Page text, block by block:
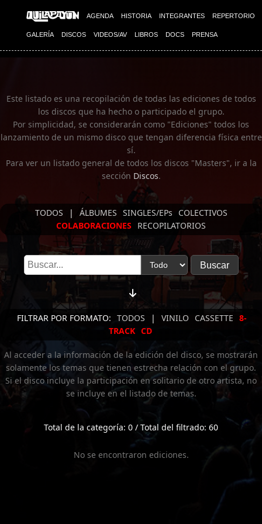
AGENDA HISTORIA INTEGRANTES REPERTORIO
GALERÍA DISCOS VIDEOS/AV LIBROS DOCS PRENSA
Imagen 01
Este listado es una recopilación de todas las ediciones de todos
los discos que ha hecho o participado el grupo.
Por simplicidad, se considerarán como "Ediciones" todos los
lanzamiento de un mismo disco que tengan diferencia física entre
sí.
Para ver un listado general de todos los discos "Masters", ir a la
secciónDiscos.
TODOS | ÁLBUMES SINGLES/EPs
COLECTIVOS
COLABORACIONES
RECOPILATORIOS
FILTRAR POR FORMATO: TODOS | VINILO CASSETTE 8-
TRACK CD
Al acceder a la información de la edición del disco, se mostrarán
solamente los temas que tienen estrecha relación con el grupo.
Si el disco incluye la participación en solitario de otro artista, no
se incluye en el listado de temas.
Total de la categoría: 0 / Total del filtrado: 60
No se encontraron ediciones.